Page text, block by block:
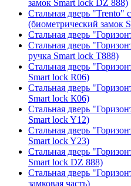
замок Smart lock DZ 888)
Стальная дверь "Trento"
(биометрический замок
Стальная дверь
Стальная дверь
ручка Smart lock T888)
Стальная дверь
Smart lock R06)
Стальная дверь
Smart lock К06)
Стальная дверь
Smart lock Y12)
Стальная дверь
Smart lock Y23)
Стальная дверь
Smart lock DZ 888)
Стальная дверь
замковая часть)